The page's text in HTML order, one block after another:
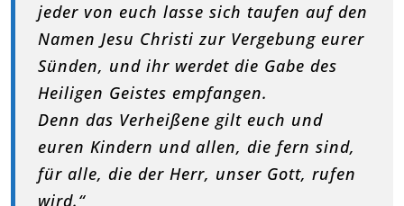
jeder von euch lasse sich taufen auf den
Namen Jesu Christi zur Vergebung eurer
Sünden, und ihr werdet die Gabe des
Heiligen Geistes empfangen.
Denn das Verheißene gilt euch und
euren Kindern und allen, die fern sind,
für alle, die der Herr, unser Gott, rufen
wird.“